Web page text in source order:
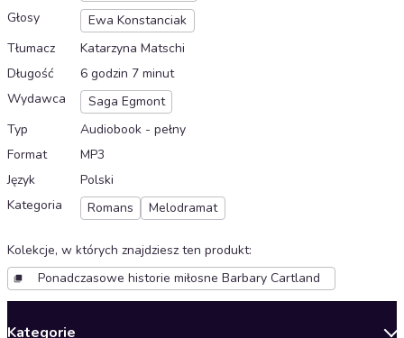
Głosy
Ewa Konstanciak
Tłumacz
Katarzyna Matschi
Długość
6 godzin 7 minut
Wydawca
Saga Egmont
Typ
Audiobook - pełny
Format
MP3
Język
Polski
Kategoria
Romans Melodramat
Kolekcje, w których znajdziesz ten produkt:
Ponadczasowe historie miłosne Barbary Cartland
Kategorie